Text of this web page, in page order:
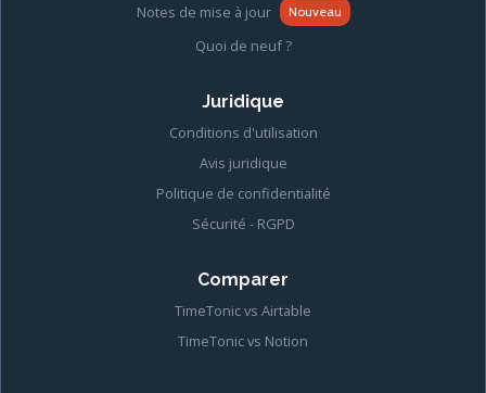
Notes de mise à jour Nouveau
Quoi de neuf ?
Juridique
Conditions d'utilisation
Avis juridique
Politique de confidentialité
Sécurité - RGPD
Comparer
TimeTonic vs Airtable
TimeTonic vs Notion